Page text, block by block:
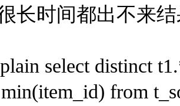
长时间都出不来
select distinct
from